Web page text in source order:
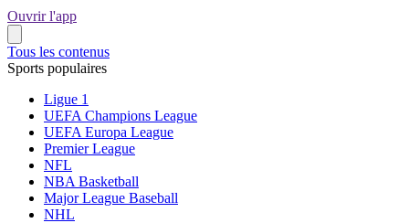
Ouvrir l'app
Tous les contenus
Sports populaires
Ligue 1
UEFA Champions League
UEFA Europa League
Premier League
NFL
NBA Basketball
Major League Baseball
NHL